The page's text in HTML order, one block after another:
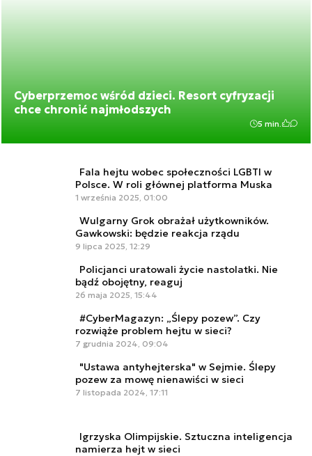
Cyberprzemoc wśród dzieci. Resort cyfryzacji
chce chronić najmłodszych
5 min.
Fala hejtu wobec społeczności LGBTI w
Polsce. W roli głównej platforma Muska
1 września 2025, 01:00
Wulgarny Grok obrażał użytkowników.
Gawkowski: będzie reakcja rządu
9 lipca 2025, 12:29
Policjanci uratowali życie nastolatki. Nie
bądź obojętny, reaguj
26 maja 2025, 15:44
#CyberMagazyn: „Ślepy pozew”. Czy
rozwiąże problem hejtu w sieci?
7 grudnia 2024, 09:04
"Ustawa antyhejterska" w Sejmie. Ślepy
pozew za mowę nienawiści w sieci
7 listopada 2024, 17:11
Igrzyska Olimpijskie. Sztuczna inteligencja
namierza hejt w sieci